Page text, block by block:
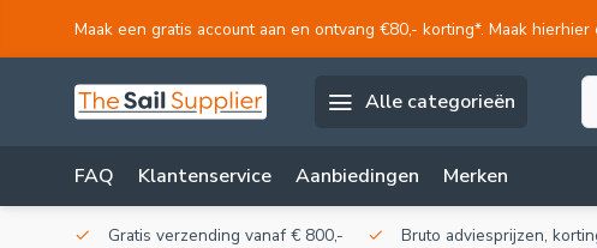
Maak een gratis account aan en ontvang €80,- korting*. Maak hierhier
Alle categorieën
FAQ Klantenservice Aanbiedingen Merken
Gratis verzending vanaf € 800,- Bruto adviesprijzen,